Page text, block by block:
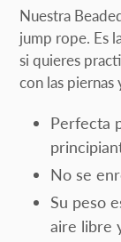
el
producto
a
tu
Nuestra
jump rope. Es
si quieres
con las piernas
Perfecta
No se
Su peso
aire libre